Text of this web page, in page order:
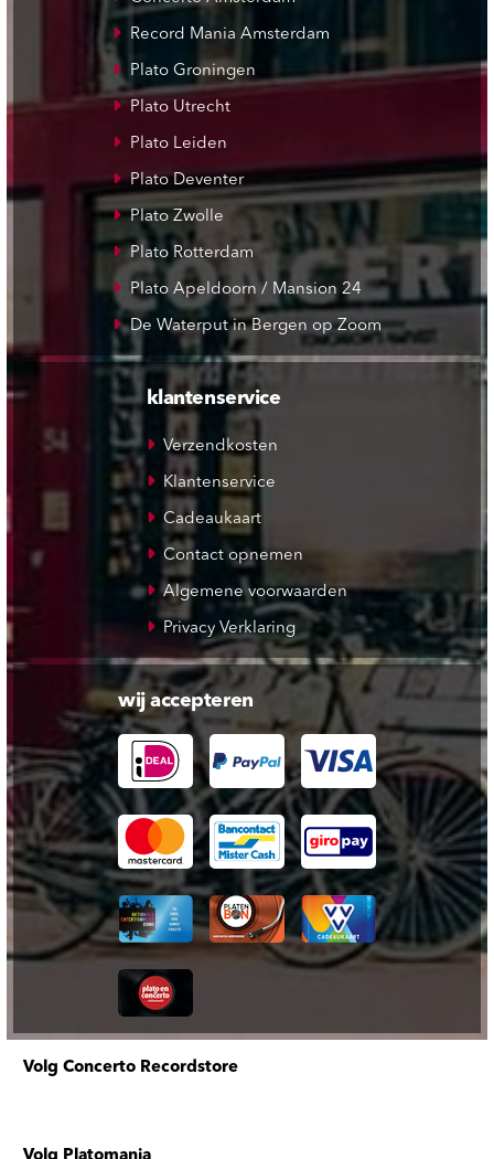
Record Mania Amsterdam
Plato Groningen
Plato Utrecht
Plato Leiden
Plato Deventer
Plato Zwolle
Plato Rotterdam
Plato Apeldoorn / Mansion 24
De Waterput in Bergen op Zoom
klantenservice
Verzendkosten
Klantenservice
Cadeaukaart
Contact opnemen
Algemene voorwaarden
Privacy Verklaring
wij accepteren
Volg Concerto Recordstore